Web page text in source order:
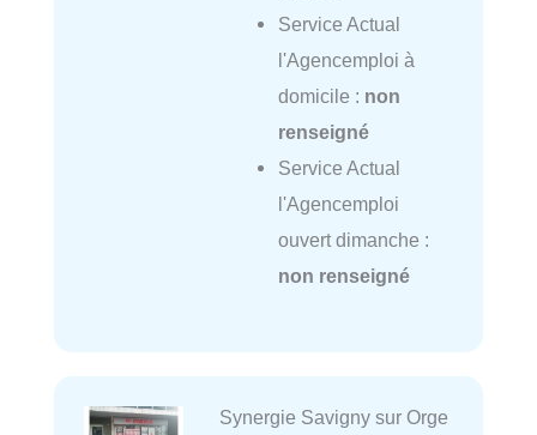
Service Actual
l'Agencemploi à
domicile : non
renseigné
Service Actual
l'Agencemploi
ouvert dimanche :
non renseigné
Synergie Savigny sur Orge